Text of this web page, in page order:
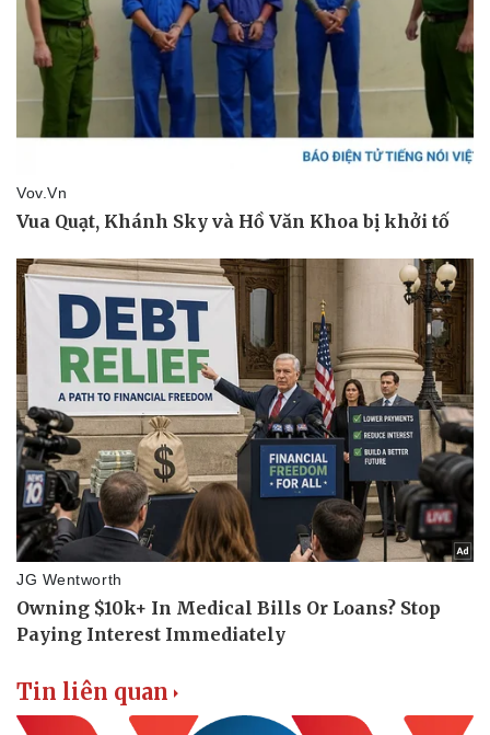
Doanh nghiệp
Thông tin doanh nghiệp
Vì cộng đồng
Công nghệ
Sành điệu
Tin Công nghệ
Tin liên quan